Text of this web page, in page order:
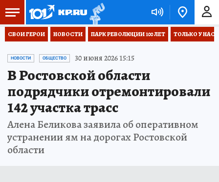
СВОИ ГЕРОИ НОВОСТИ ПАРК РЕВОЛЮЦИИ 100 ЛЕТ ТОЛЬКО У НАС
НОВОСТИ ОБЩЕСТВО 30 июня 2026 15:15
В Ростовской области
подрядчики отремонтировали
142 участка трасс
Алена Беликова заявила об оперативном
устранении ям на дорогах Ростовской
области